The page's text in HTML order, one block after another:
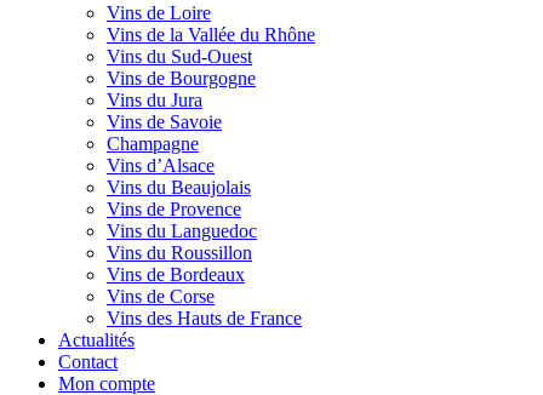
Vins de Loire
Vins de la Vallée du Rhône
Vins du Sud-Ouest
Vins de Bourgogne
Vins du Jura
Vins de Savoie
Champagne
Vins d’Alsace
Vins du Beaujolais
Vins de Provence
Vins du Languedoc
Vins du Roussillon
Vins de Bordeaux
Vins de Corse
Vins des Hauts de France
Actualités
Contact
Mon compte